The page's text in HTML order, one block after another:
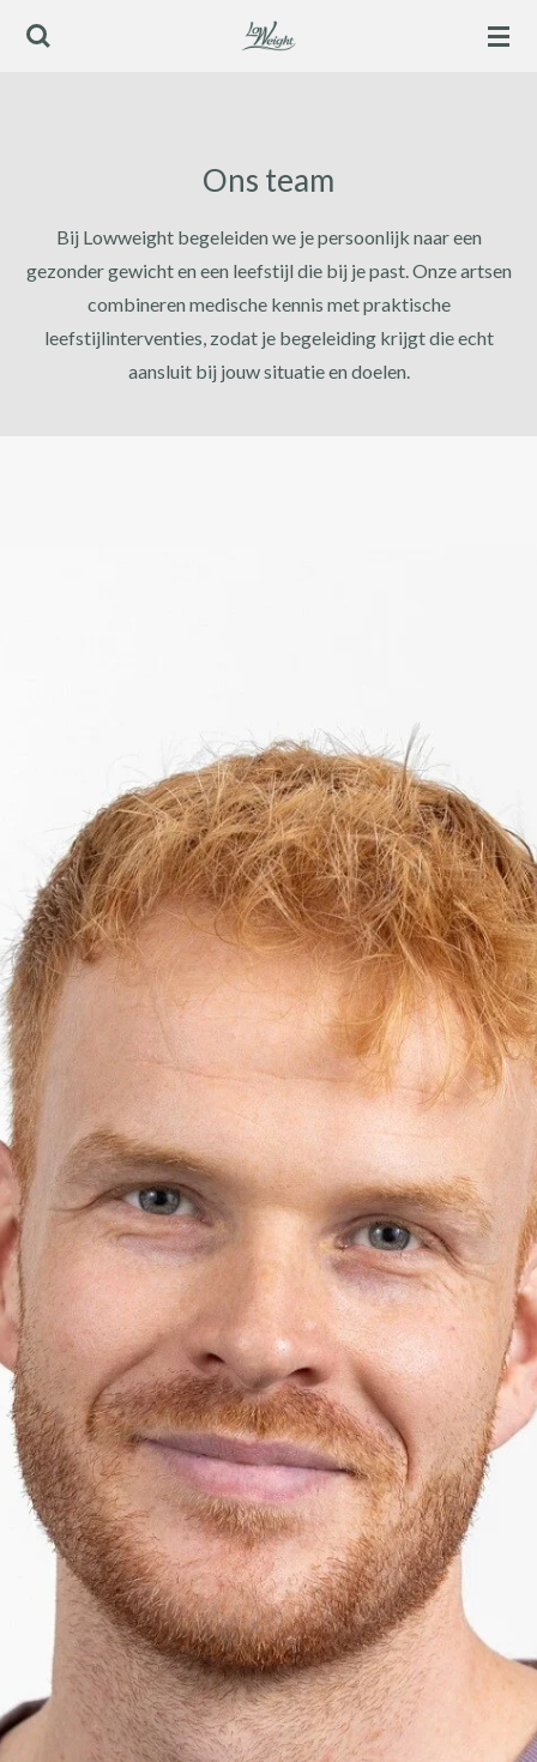
Ga
Ons team
Bij Lowweight begeleiden we je persoonlijk naar een
gezonder gewicht en een leefstijl die bij je past. Onze artsen
combineren medische kennis met praktische
leefstijlinterventies, zodat je begeleiding krijgt die echt
aansluit bij jouw situatie en doelen.